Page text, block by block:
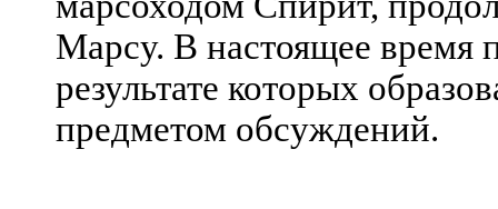
Марсу. В настоящее время
результате которых
предметом обсуждений.